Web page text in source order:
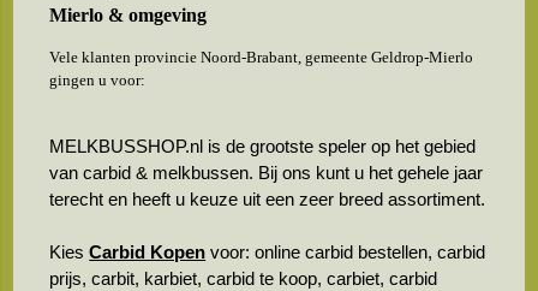
Mierlo & omgeving
Vele klanten provincie Noord-Brabant, gemeente Geldrop-Mierlo
gingen u voor:
MELKBUSSHOP.nl is de grootste speler op het gebied
van carbid & melkbussen. Bij ons kunt u het gehele jaar
terecht en heeft u keuze uit een zeer breed assortiment.
KiesCarbid Kopen voor: online carbid bestellen, carbid
prijs, carbit, karbiet, carbid te koop, carbiet, carbid